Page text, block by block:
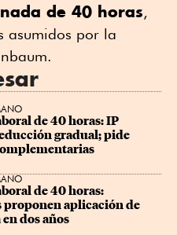
de 40 horas,
asumidos por la
de 40 horas: IP
gradual; pide
de 40 horas:
proponen aplicación de
dos años